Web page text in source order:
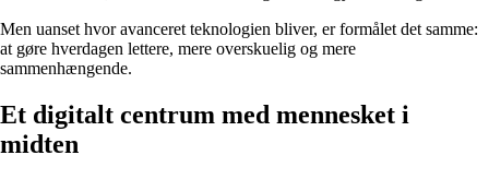
Men uanset hvor avanceret teknologien bliver, er formålet det samme:
at gøre hverdagen lettere, mere overskuelig og mere
sammenhængende.
Et digitalt centrum med mennesket i
midten